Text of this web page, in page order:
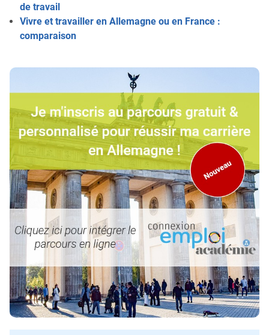
de travail
Vivre et travailler en Allemagne ou en France :
comparaison